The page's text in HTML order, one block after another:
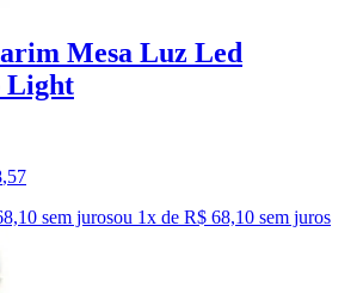
Mesa Luz Led
Light
,57
sem jurosou 1x de R$ 68,10 sem juros